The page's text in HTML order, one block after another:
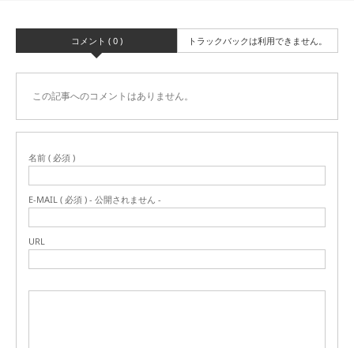
コメント ( 0 ) トラックバックは利用できません。
この記事へのコメントはありません。
名前 ( 必須 )
E-MAIL ( 必須 ) - 公開されません -
URL